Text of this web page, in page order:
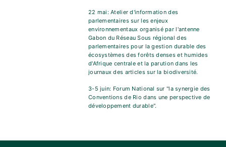
22 mai: Atelier d'information des
parlementaires sur les enjeux
environnementaux organisé par l'antenne
Gabon du Réseau Sous régional des
parlementaires pour la gestion durable des
écosystèmes des forêts denses et humides
d'Afrique centrale et la parution dans les
journaux des articles sur la biodiversité.
3-5 juin: Forum National sur "la synergie des
Conventions de Rio dans une perspective de
développement durable".